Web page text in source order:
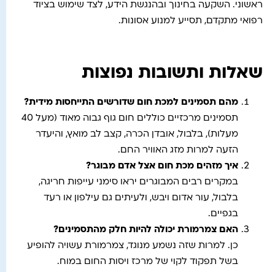
ראשוני. השקעה בחינוך ובהנגשת הידע, לצד שימוש בציוד
רפואי מתקדם, תסייע למנוע אסונות.
שאלות ותשובות נפוצות
מהם תסמינים למכת חום שדורשים התייחסות מידית?
תסמינים מרכזיים כוללים חום גוף גבוה מאוד (מעל 40
מעלות), בלבול, אובדן הכרה, קצב לב מואץ, והיעדר
הזעה למרות מזג האוויר החם.
איך מזהים מכת חום אצל אדם מבוגר?
במקרים רבים המבוגרים יראו סימני עייפות חריגה,
בלבול, עור אדום ויבש, ולעיתים גם עילפון או רעד
בגפיים.
האם צמרמורת יכולה להיות חלק מהתסמינים?
כן. למרות שזה נשמע מנוגד, צמרמורת עשויה להופיע
בשל תפקוד לקוי של מרכז ויסות החום במוח.